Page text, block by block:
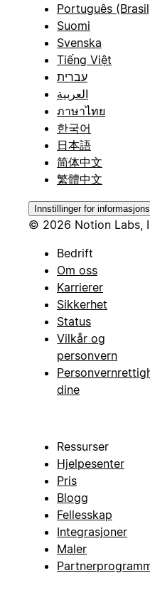
Português
Suomi
Svenska
Tiếng Việt
עברית
العربية
ภาษาไทย
한국어
日本語
简体中文
繁體中文
Innstillinger for
© 2026 Notion Labs,
Bedrift
Om oss
Karrierer
Sikkerhet
Status
Vilkår og
personvern
dine
Ressurser
Hjelpesenter
Pris
Blogg
Fellesskap
Integrasjoner
Maler